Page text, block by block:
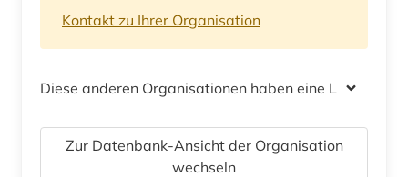
Kontakt zu Ihrer Organisation
Diese anderen Organisationen haben eine Lizenz
Zur Datenbank-Ansicht der Organisation
wechseln